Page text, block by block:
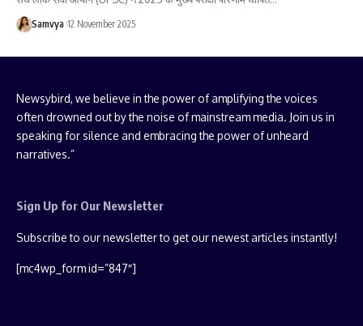
Samvya 12 November 2025
Newsybird, we believe in the power of amplifying the voices
often drowned out by the noise of mainstream media. Join us in
speaking for silence and embracing the power of unheard
narratives.”
Sign Up for Our Newsletter
Subscribe to our newsletter to get our newest articles instantly!
[mc4wp_form id=”847″]